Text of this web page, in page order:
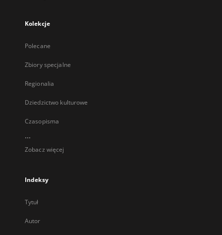
Kolekcje
Polecane
Zbiory specjalne
Regionalia
Dziedzictwo kulturowe
Czasopisma
...
Zobacz więcej
Indeksy
Tytuł
Autor